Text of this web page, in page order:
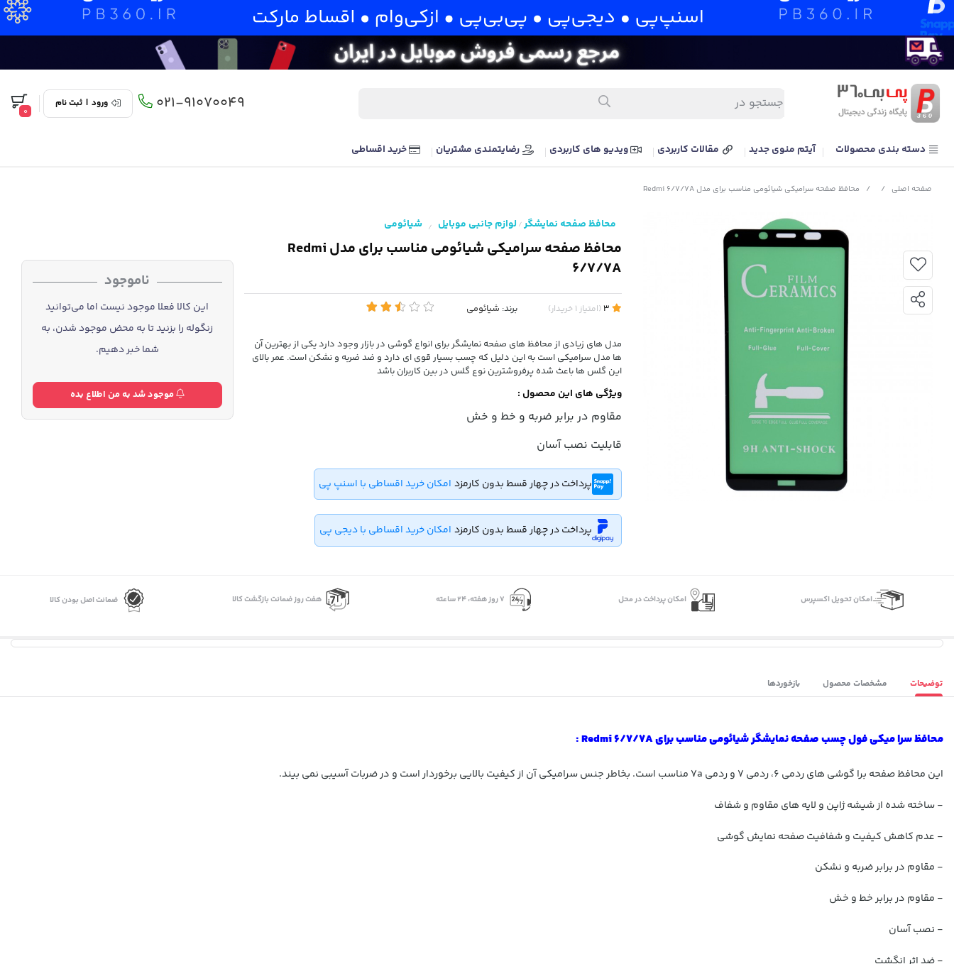
021-91070049 ورود | ثبت نام
0
دسته بندی محصولات آیتم منوی جدید مقالات کاربردی ویدیو های کاربردی رضایتمندی مشتریان خرید اقساطی
صفحه اصلی /
/ محافظ صفحه سرامیکی شیائومی مناسب برای مدل Redmi 6/7/7A
محافظ صفحه نمایشگر/ لوازم جانبی موبایل / شیائومی
محافظ صفحه سرامیکی شیائومی مناسب برای مدل Redmi
6/7/7A
(امتیاز 1 خریدار) برند: شیائومی
مدل های زیادی از محافظ های صفحه نمایشگر برای انواع گوشی در بازار وجود دارد یکی از بهترین آن
ها مدل سرامیکی است به این دلیل که چسب بسیار قوی ای دارد و ضد ضربه و نشکن است. عمر بالای
این گلس ها باعث شده پرفروشترین نوع گلس در بین کاربران باشد
ویژگی های این محصول :
مقاوم در برابر ضربه و خط و خش
قابلیت نصب آسان
پرداخت در چهار قسط بدون کارمزد امکان خرید اقساطی با اسنپ پی
پرداخت در چهار قسط بدون کارمزد امکان خرید اقساطی با دیجی پی
ناموجود
این کالا فعلا موجود نیست اما می‌توانید
زنگوله را بزنید تا به محض موجود شدن، به
شما خبر دهیم.
موجود شد به من اطلاع بده
اﻣﮑﺎن ﺗﺤﻮﯾﻞ اﮐﺴﭙﺮس امکان پرداخت در محل ۷ روز ﻫﻔﺘﻪ، ۲۴ ﺳﺎﻋﺘﻪ هفت روز ضمانت بازگشت کالا ضمانت اصل بودن کالا
توضیحات مشخصات محصول بازخوردها
محافظ سرا میکی فول چسب صفحه نمایشگر شیائومی مناسب برای Redmi 6/7/7A :
این محافظ صفحه برا گوشی های ردمی 6، ردمی 7 و ردمی 7a مناسب است. بخاطر جنس سرامیکی آن از کیفیت بالایی برخوردار است و در ضربات آسیبی نمی بیند.
- ساخته شده از شيشه ژاپن و لايه های مقاوم و شفاف
- عدم كاهش كيفيت و شفافيت صفحه نمايش گوشی
- مقاوم در برابر ضربه و نشکن
- مقاوم در برابر خط و خش
- نصب آسان